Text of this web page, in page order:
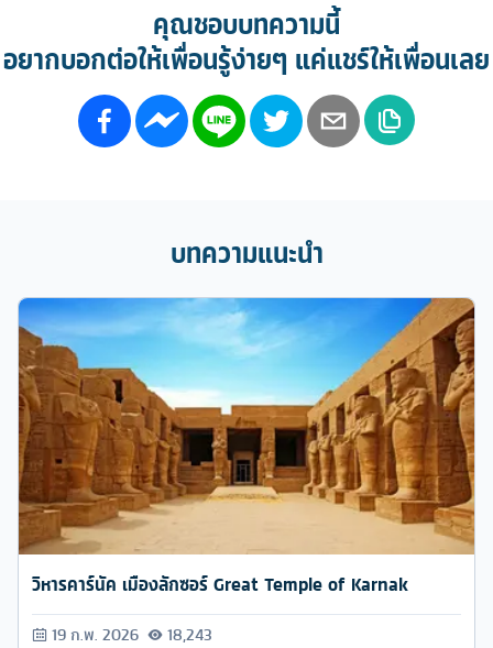
คุณชอบบทความนี้
อยากบอกต่อให้เพื่อนรู้ง่ายๆ แค่แชร์ให้เพื่อนเลย
บทความแนะนำ
วิหารคาร์นัค เมืองลักซอร์ Great Temple of Karnak
19 ก.พ. 2026 18,243